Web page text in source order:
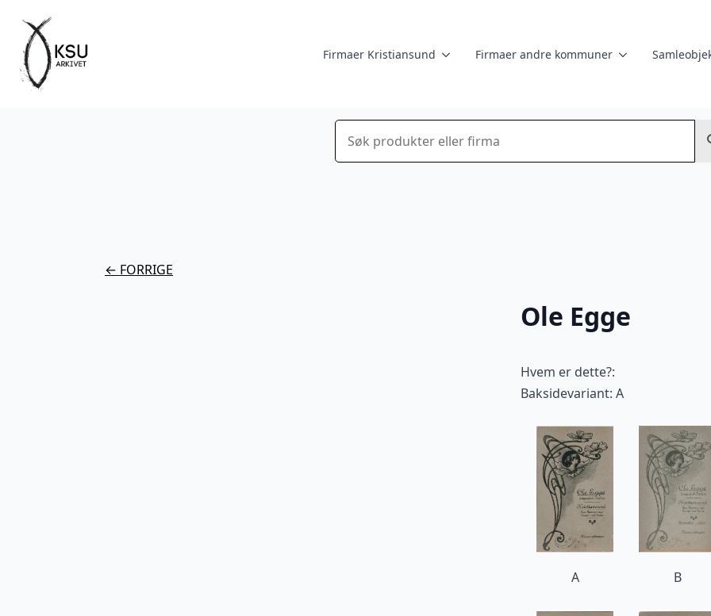
Firmaer Kristiansund Firmaer andre kommuner
Søk
← FORRIGE
Ole Egge
Hvem er dette?:
Baksidevariant: A
A B